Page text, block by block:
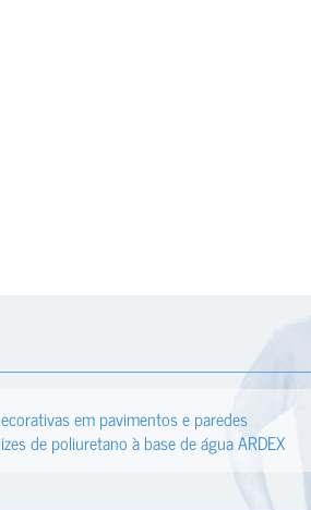
em pavimentos e paredes
de poliuretano à base de água ARDEX